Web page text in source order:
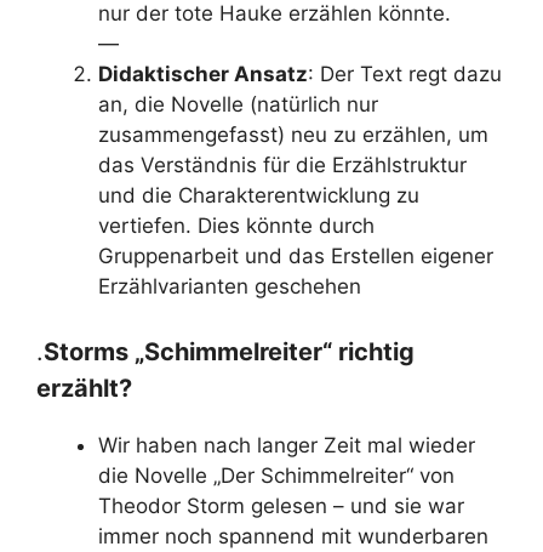
nur der tote Hauke erzählen könnte.
—
Didaktischer Ansatz: Der Text regt dazu
an, die Novelle (natürlich nur
zusammengefasst) neu zu erzählen, um
das Verständnis für die Erzählstruktur
und die Charakterentwicklung zu
vertiefen. Dies könnte durch
Gruppenarbeit und das Erstellen eigener
Erzählvarianten geschehen
.Storms „Schimmelreiter“ richtig
erzählt?
Wir haben nach langer Zeit mal wieder
die Novelle „Der Schimmelreiter“ von
Theodor Storm gelesen – und sie war
immer noch spannend mit wunderbaren